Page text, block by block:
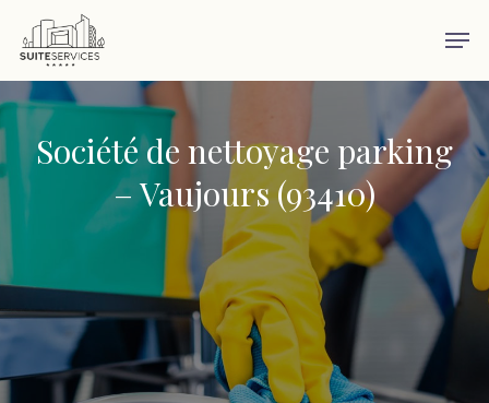
Skip
main
content
Société de nettoyage parking
– Vaujours (93410)